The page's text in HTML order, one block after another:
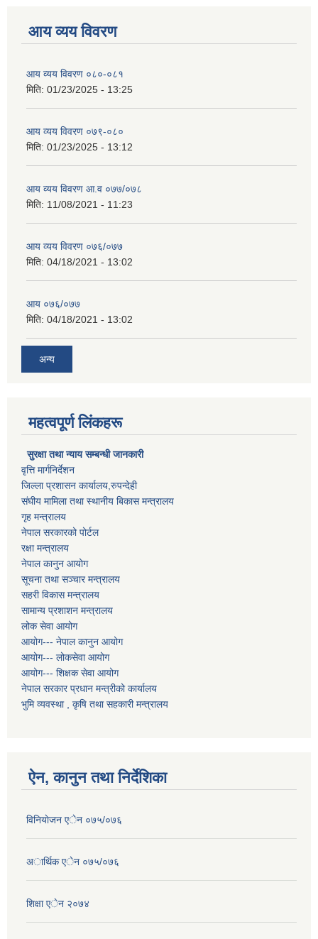
आय व्यय विवरण
आय व्यय विवरण ०८०-०८१
मिति: 01/23/2025 - 13:25
आय व्यय विवरण ०७९-०८०
मिति: 01/23/2025 - 13:12
आय व्यय विवरण आ.व ०७७/०७८
मिति: 11/08/2021 - 11:23
आय व्यय विवरण ०७६/०७७
मिति: 04/18/2021 - 13:02
आय ०७६/०७७
मिति: 04/18/2021 - 13:02
अन्य
महत्वपूर्ण लिंकहरू
सुरक्षा तथा न्याय सम्बन्धी जानकारी
वृत्ति मार्गनिर्देशन
जिल्ला प्रशासन कार्यालय,रुपन्देही
संघीय मामिला तथा स्थानीय बिकास मन्त्रालय
गृह मन्त्रालय
नेपाल सरकारको पोर्टल
रक्षा मन्त्रालय
नेपाल कानुन आयोग
सूचना तथा सञ्चार मन्त्रालय
सहरी विकास मन्त्रालय
सामान्य प्रशाशन मन्त्रालय
लोक सेवा आयोग
आयोग--- नेपाल कानुन आयोग
आयोग--- लोकसेवा आयोग
आयोग--- शिक्षक सेवा आयोग
नेपाल सरकार प्रधान मन्त्रीको कार्यालय
भुमि व्यवस्था , कृषि तथा सहकारी मन्त्रालय
ऐन, कानुन तथा निर्देशिका
विनियाेजन एेन ०७५/०७६
अार्थिक एेन ०७५/०७६
शिक्षा एेन २०७४